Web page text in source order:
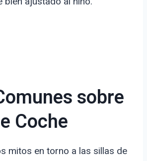
sobre
Coche
mitos en torno a las sillas de